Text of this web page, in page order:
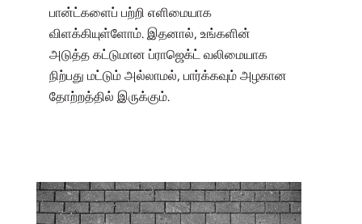
பான்ட்களைப் பற்றி எளிமையாக
விளக்கியுள்ளோம். இதனால், உங்களின்
அடுத்த கட்டுமான ப்ராஜெக்ட் வலிமையாக
நிற்பது மட்டும் அல்லாமல், பார்க்கவும் அழகான
தோற்றத்தில் இருக்கும்.